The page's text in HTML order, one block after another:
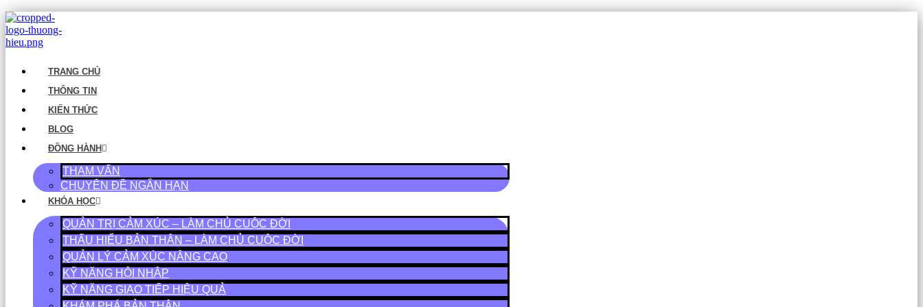
TRANG CHỦ
THÔNG TIN
KIẾN THỨC
BLOG
ĐỒNG HÀNH
THAM VẤN
CHUYÊN ĐỀ NGẮN HẠN
KHÓA HỌC
QUẢN TRỊ CẢM XÚC – LÀM CHỦ CUỘC ĐỜI
THẤU HIỂU BẢN THÂN – LÀM CHỦ CUỘC ĐỜI
QUẢN LÝ CẢM XÚC NÂNG CAO
KỸ NĂNG HỘI NHẬP
KỸ NĂNG GIAO TIẾP HIỆU QUẢ